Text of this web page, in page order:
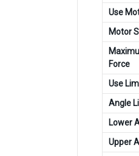
Use
Motor
Force
Use
Angle
Lower
Upper